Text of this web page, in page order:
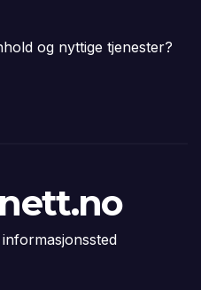
og nyttige tjenester?